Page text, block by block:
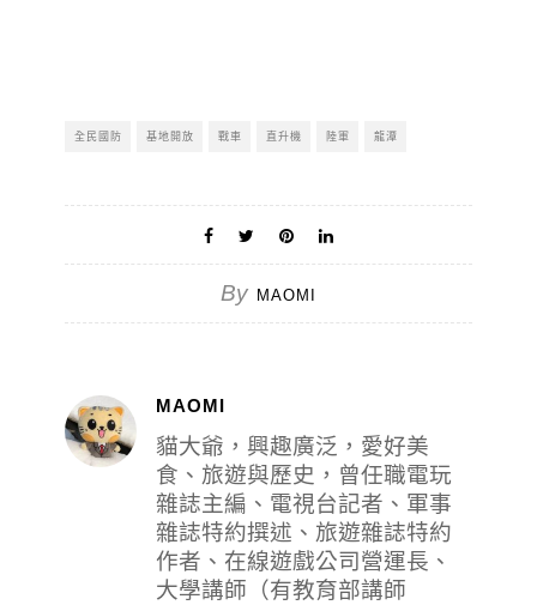
全民國防 基地開放 戰車 直升機 陸軍 龍潭
By MAOMI
MAOMI
貓大爺，興趣廣泛，愛好美
食、旅遊與歷史，曾任職電玩
雜誌主編、電視台記者、軍事
雜誌特約撰述、旅遊雜誌特約
作者、在線遊戲公司營運長、
大學講師（有教育部講師